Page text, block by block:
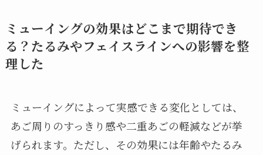
ミューイングの効果はどこまで期待でき
る？たるみやフェイスラインへの影響を整
理した
ミューイングによって実感できる変化としては、
あご周りのすっきり感や二重あごの軽減などが挙
げられます。ただし、その効果には年齢やたるみ